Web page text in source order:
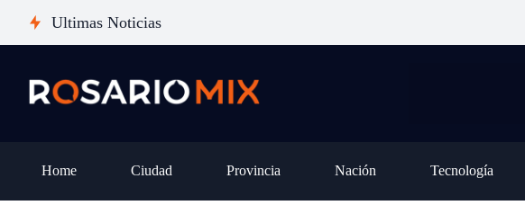
Ultimas Noticias
iPhone 18?
otro capítulo
Home Ciudad Provincia Nación Tecnología